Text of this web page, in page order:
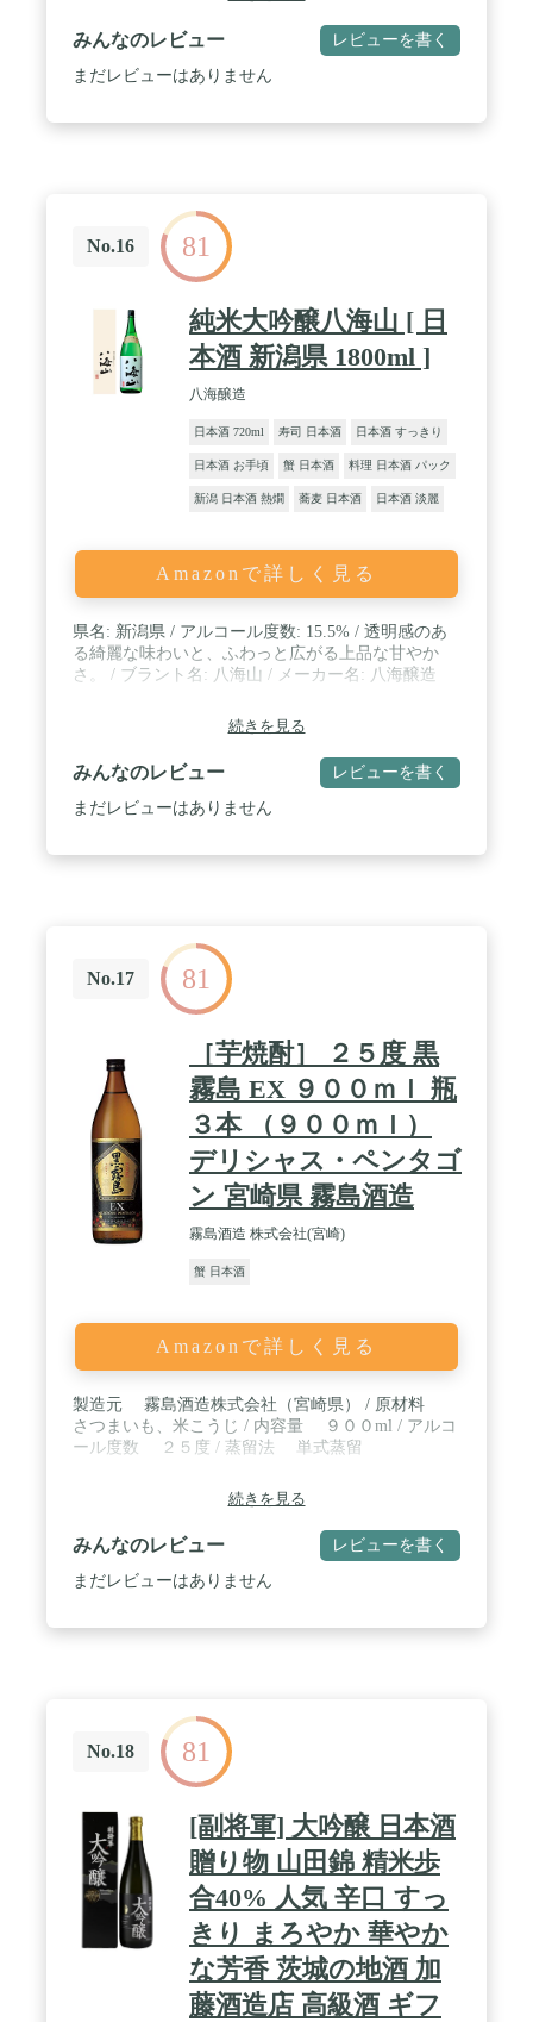
みんなのレビュー レビューを書く
まだレビューはありません
No.16 81
純米大吟醸八海山 [ 日
本酒 新潟県 1800ml ]
八海醸造
日本酒 720ml 寿司 日本酒 日本酒 すっきり
日本酒 お手頃 蟹 日本酒 料理 日本酒 パック
新潟 日本酒 熱燗 蕎麦 日本酒 日本酒 淡麗
Amazonで詳しく見る
県名: 新潟県 / アルコール度数: 15.5% / 透明感のあ
る綺麗な味わいと、ふわっと広がる上品な甘やか
さ。 / ブラント名: 八海山 / メーカー名: 八海醸造
続きを見る
みんなのレビュー レビューを書く
まだレビューはありません
No.17 81
［芋焼酎］ ２５度 黒
霧島 EX ９００ｍｌ 瓶
３本 （９００ｍｌ）
デリシャス・ペンタゴ
ン 宮崎県 霧島酒造
霧島酒造 株式会社(宮崎)
蟹 日本酒
Amazonで詳しく見る
製造元 霧島酒造株式会社（宮崎県） / 原材料
さつまいも、米こうじ / 内容量 ９００ml / アルコ
ール度数 ２５度 / 蒸留法 単式蒸留
続きを見る
みんなのレビュー レビューを書く
まだレビューはありません
No.18 81
[副将軍] 大吟醸 日本酒
贈り物 山田錦 精米歩
合40% 人気 辛口 すっ
きり まろやか 華やか
な芳香 茨城の地酒 加
藤酒造店 高級酒 ギフ